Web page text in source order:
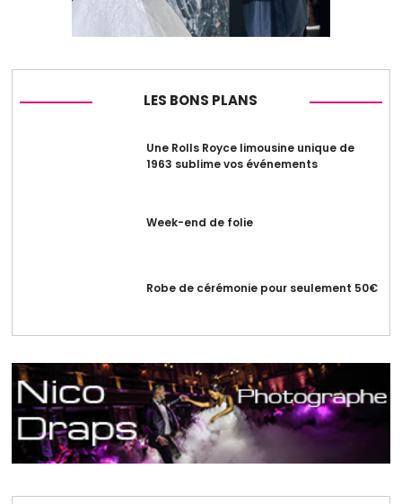
LES BONS PLANS
Une Rolls Royce limousine unique de
1963 sublime vos événements
Week-end de folie
Robe de cérémonie pour seulement 50€